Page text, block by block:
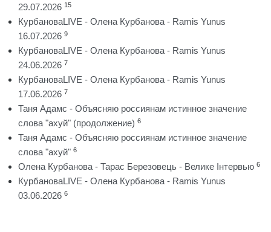
29.07.2026 15
КурбановаLIVE - Олена Курбанова - Ramis Yunus
16.07.2026 9
КурбановаLIVE - Олена Курбанова - Ramis Yunus
24.06.2026 7
КурбановаLIVE - Олена Курбанова - Ramis Yunus
17.06.2026 7
Таня Адамс - Объясняю россиянам истинное значение
слова "ахуй" (продолжение) 6
Таня Адамс - Объясняю россиянам истинное значение
слова "ахуй" 6
Олена Курбанова - Тарас Березовець - Велике Інтервью 6
КурбановаLIVE - Олена Курбанова - Ramis Yunus
03.06.2026 6